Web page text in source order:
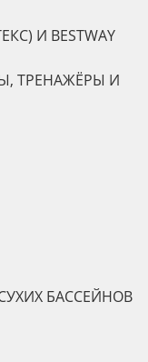
И BESTWAY
ТРЕНАЖЁРЫ И
БАССЕЙНОВ